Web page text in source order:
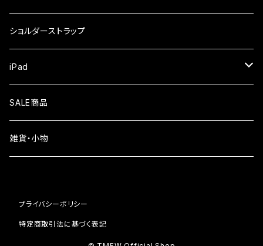
ガラスフィルム
Xiaomi
ガラスフィルム
iPhone16
iPhone15
iPhone13
ショルダーストラップ
iPad
液晶フィルム
SALE商品
雑貨・小物
プライバシーポリシー
特定商取引法に基づく表記